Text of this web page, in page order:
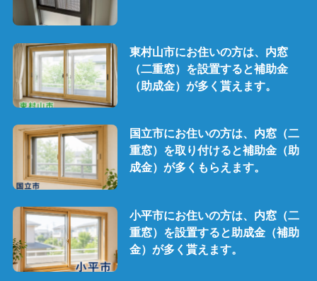
東村山市にお住いの方は、内窓
（二重窓）を設置すると補助金
（助成金）が多く貰えます。
国立市にお住いの方は、内窓（二
重窓）を取り付けると補助金（助
成金）が多くもらえます。
小平市にお住いの方は、内窓（二
重窓）を設置すると助成金（補助
金）が多く貰えます。